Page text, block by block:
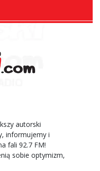
autorski
informujemy i
fali 92.7 FM!
sobie optymizm,